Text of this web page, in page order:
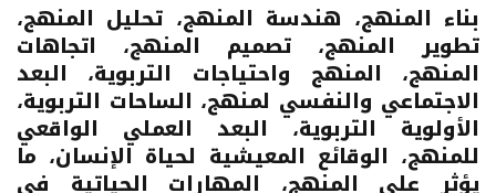
بناء المنهج، هندسة المنهج، تحليل المنهج،
تطوير المنهج، تصميم المنهج، اتجاهات
المنهج، المنهج واحتياجات التربوية، البعد
الاجتماعي والنفسي لمنهج، الساحات التربوية،
الأولوية التربوية، البعد العملي الواقعي
للمنهج، الوقائع المعيشية لحياة الإنسان، ما
يؤثر على المنهج، المهارات الحياتية في